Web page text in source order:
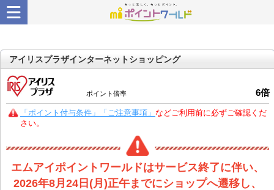
アイリスプラザインターネットショッピング
ポイント倍率 6倍
「ポイント付与条件」「ご注意事項」 などご利用前に必ずご確認くだ
さい。
エムアイポイントワールドはサービス終了に伴い、
2026年8月24日(月)正午までにショップへ遷移し、